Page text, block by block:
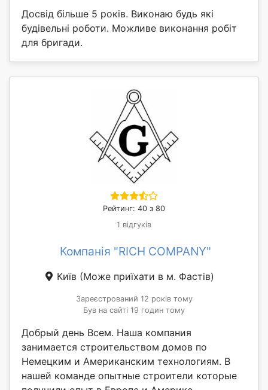
Досвід більше 5 років. Виконаю будь які
будівельні роботи. Можливе виконання робіт
для бригади.
Рейтинг: 40 з 80
1 відгуків
Компанія "RICH COMPANY"
Київ (Може приїхати в м. Фастів)
Зареєстрований 12 років тому
Був на сайті 19 годин тому
Добрый день Всем. Наша компания
занимается строительством домов по
Немецким и Американским технологиям. В
нашей команде опытные строители которые